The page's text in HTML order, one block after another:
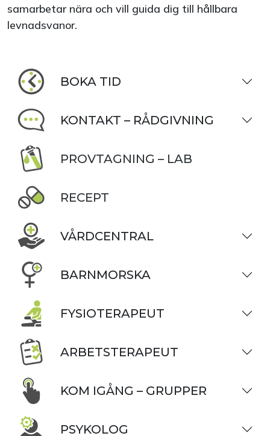
samarbetar nära och vill guida dig till hållbara
levnadsvanor.
BOKA TID
KONTAKT – RÅDGIVNING
PROVTAGNING – LAB
RECEPT
VÅRDCENTRAL
BARNMORSKA
FYSIOTERAPEUT
ARBETSTERAPEUT
KOM IGÅNG – GRUPPER
PSYKOLOG